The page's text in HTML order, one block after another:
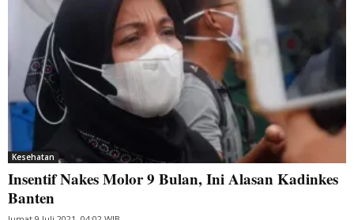
Kesehatan
Insentif Nakes Molor 9 Bulan, Ini Alasan Kadinkes
Banten